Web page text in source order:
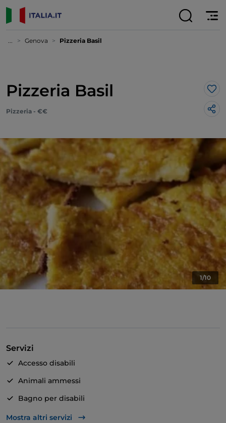
... Genova Pizzeria Basil
Pizzeria Basil
Pizzeria - €€
1/10
Servizi
Accesso disabili
Animali ammessi
Bagno per disabili
Cocktail
Mostra altri servizi